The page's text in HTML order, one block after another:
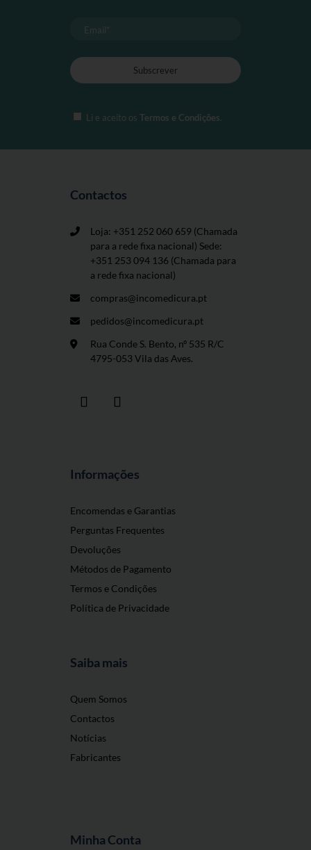
Li e aceito os Termos e Condições.
Contactos
Loja: +351 252 060 659 (Chamada
para a rede fixa nacional) Sede:
+351 253 094 136 (Chamada para
a rede fixa nacional)
compras@incomedicura.pt
pedidos@incomedicura.pt
Rua Conde S. Bento, nº 535 R/C
4795-053 Vila das Aves.
Informações
Encomendas e Garantias
Perguntas Frequentes
Devoluções
Métodos de Pagamento
Termos e Condições
Política de Privacidade
Saiba mais
Quem Somos
Contactos
Notícias
Fabricantes
Minha Conta